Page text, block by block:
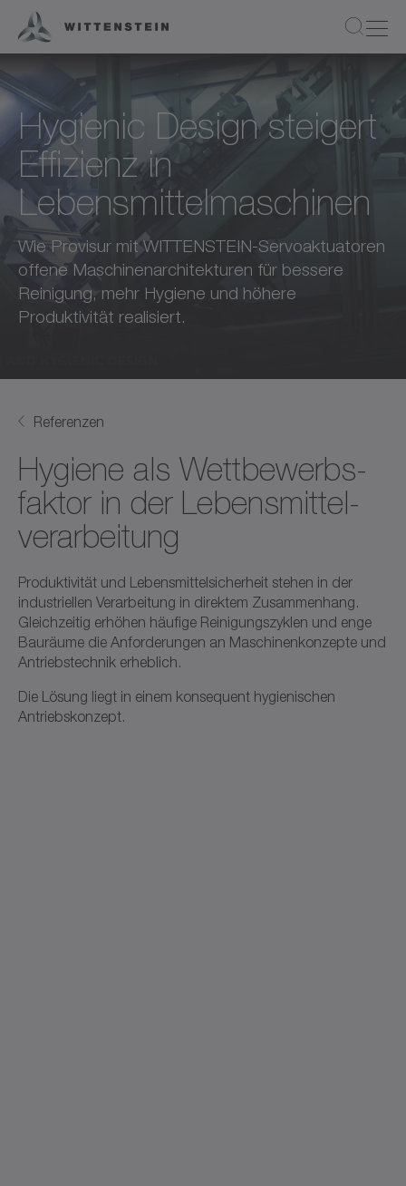
Hygienic Design steigert
Effizienz in
Lebensmittelmaschinen
Wie Provisur mit WITTENSTEIN-Servoaktuatoren
offene Maschinenarchitekturen für bessere
Reinigung, mehr Hygiene und höhere
Produktivität realisiert.
Referenzen
Hygiene als Wett­bewerbs­
faktor in der Lebens­mittel­
verarbeitung
Produktivität und Lebensmittelsicherheit stehen in der
industriellen Verarbeitung in direktem Zusammenhang.
Gleichzeitig erhöhen häufige Reinigungszyklen und enge
Bauräume die Anforderungen an Maschinenkonzepte und
Antriebstechnik erheblich.
Die Lösung liegt in einem konsequent hygienischen
Antriebskonzept.